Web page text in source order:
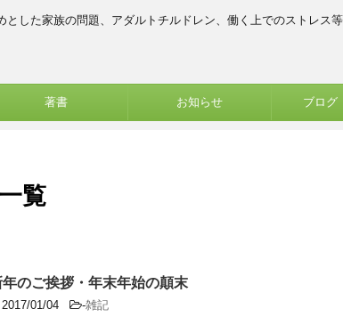
とした家族の問題、アダルトチルドレン、働く上でのストレス
著書 お知らせ ブログ
覧
年のご挨拶・年末年始の顛末
2017/01/04 -雑記